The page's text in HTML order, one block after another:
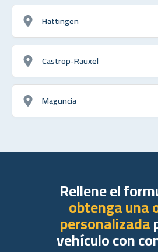
Hattingen
Castrop-Rauxel
Maguncia
Rellene el
obtenga una
personalizada
vehículo con